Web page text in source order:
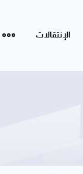
الإنتقالات